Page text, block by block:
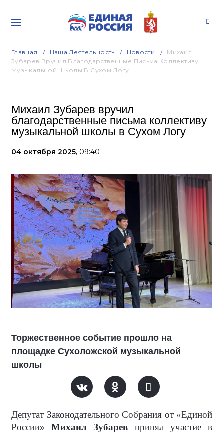
Главная Наша Деятельность Новости
Михаил
Зубарев Вручил Благодарственные Письма Коллективу
Музыкальной Школы В Сухом Логу
Михаил Зубарев вручил
благодарственные письма коллективу
музыкальной школы в Сухом Логу
04 октября 2025, 09:40
Торжественное событие прошло на
площадке Сухоложской музыкальной
школы
Депутат Законодательного Собрания от «Единой
России»Михаил Зубарев принял участие в